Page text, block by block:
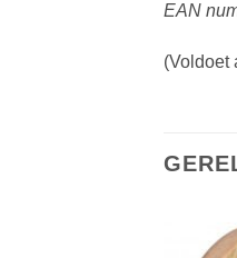
EAN
(Voldoet